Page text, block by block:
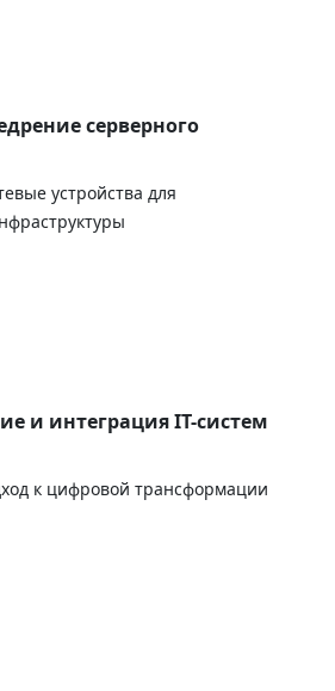
серверного
устройства для
и интеграция IT-систем
к цифровой трансформации